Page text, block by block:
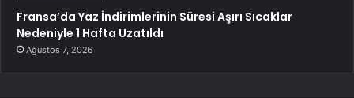
Fransa’da Yaz İndirimlerinin Süresi Aşırı Sıcaklar
Nedeniyle 1 Hafta Uzatıldı
Ağustos 7, 2026